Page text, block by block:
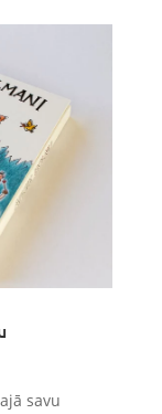
savu